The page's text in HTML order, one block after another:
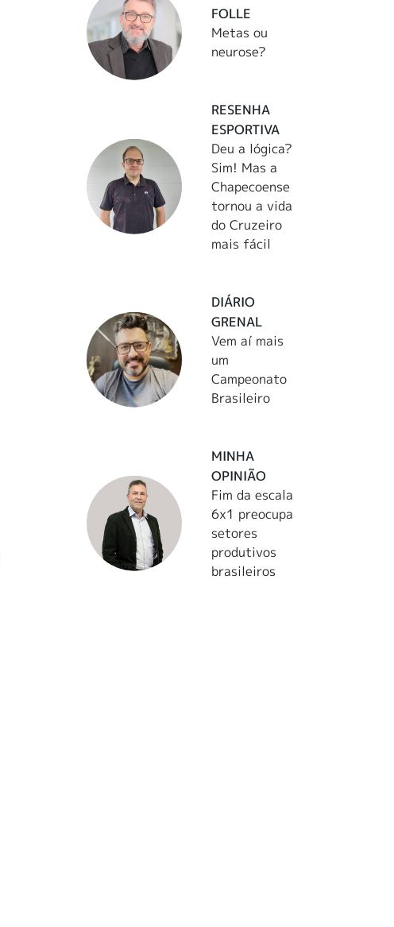
FOLLE
Metas ou
neurose?
RESENHA
ESPORTIVA
Deu a lógica?
Sim! Mas a
Chapecoense
tornou a vida
do Cruzeiro
mais fácil
DIÁRIO
GRENAL
Vem aí mais
um
Campeonato
Brasileiro
MINHA
OPINIÃO
Fim da escala
6x1 preocupa
setores
produtivos
brasileiros